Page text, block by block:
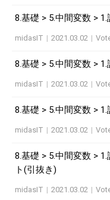
8.基礎 > 5.中間変数 >
midasIT | 2021.03.02 |
8.基礎 > 5.中間変数 >
midasIT | 2021.03.02 |
8.基礎 > 5.中間変数 >
midasIT | 2021.03.02 |
8.基礎 > 5.中間変数 >
ト(引抜き)
midasIT | 2021.03.02 |